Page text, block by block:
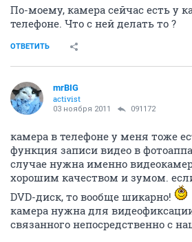
По-моему, камера сейчас есть у
телефоне. Что с ней делать то ?
ОТВЕТИТЬ
mrBIG
activist
03 ноября 2011 091172
камера в телефоне у меня тоже
функция записи видео в
случае нужна именно
хорошим качеством и зумом.
DVD-диск, то вообще шикарно!
камера нужна для
связанного непосредственно с